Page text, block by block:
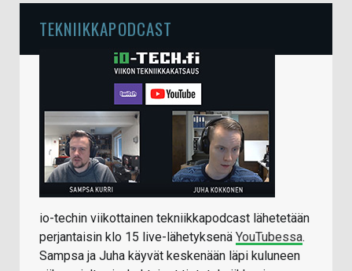
TEKNIIKKAPODCAST
io-techin viikottainen tekniikkapodcast lähetetään
perjantaisin klo 15 live-lähetyksenä YouTubessa.
Sampsa ja Juha käyvät keskenään läpi kuluneen